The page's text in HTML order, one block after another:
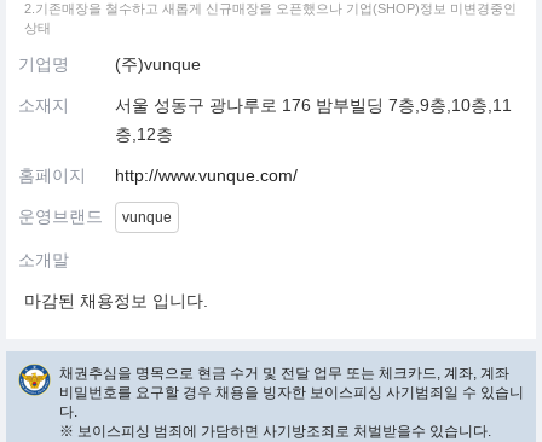
2.기존매장을 철수하고 새롭게 신규매장을 오픈했으나 기업(SHOP)정보 미변경중인
상태
기업명 (주)vunque
소재지
서울 성동구 광나루로 176 밤부빌딩 7층,9층,10층,11
층,12층
홈페이지 http://www.vunque.com/
운영브랜드 vunque
소개말
마감된 채용정보 입니다.
채권추심을 명목으로 현금 수거 및 전달 업무 또는 체크카드, 계좌, 계좌
비밀번호를 요구할 경우 채용을 빙자한 보이스피싱 사기범죄일 수 있습니
다.
※ 보이스피싱 범죄에 가담하면 사기방조죄로 처벌받을수 있습니다.